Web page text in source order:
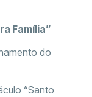
Família”
do
“Santo